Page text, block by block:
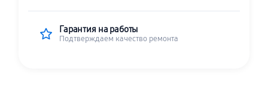
Гарантия на работы
Подтверждаем качество ремонта